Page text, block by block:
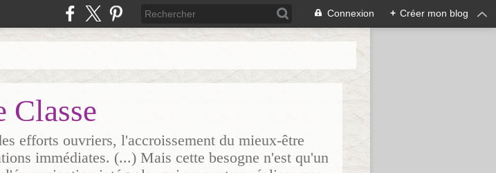
Connexion + Créer mon blog
Classe
efforts ouvriers, l'accroissement du mieux-être
immédiates. (...) Mais cette besogne n'est qu'un